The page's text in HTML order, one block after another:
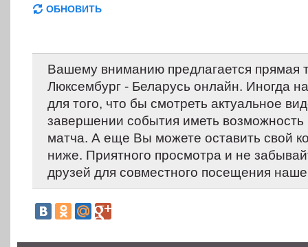
ОБНОВИТЬ
Вашему вниманию предлагается прямая
Люксембург - Беларусь онлайн. Иногда
для того, что бы смотреть актуальное
завершении события иметь возможность
матча. А еще Вы можете оставить свой
ниже. Приятного просмотра и не
друзей для совместного посещения